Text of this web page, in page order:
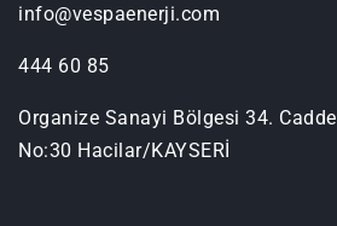
info@vespaenerji.com
444 60 85
Organize Sanayi Bölgesi 34. Cadde
No:30 Hacilar/KAYSERİ